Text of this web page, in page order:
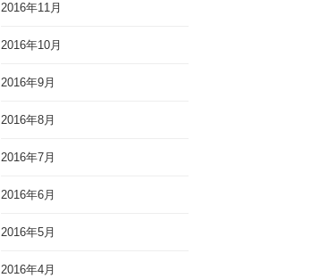
2016年11月
2016年10月
2016年9月
2016年8月
2016年7月
2016年6月
2016年5月
2016年4月